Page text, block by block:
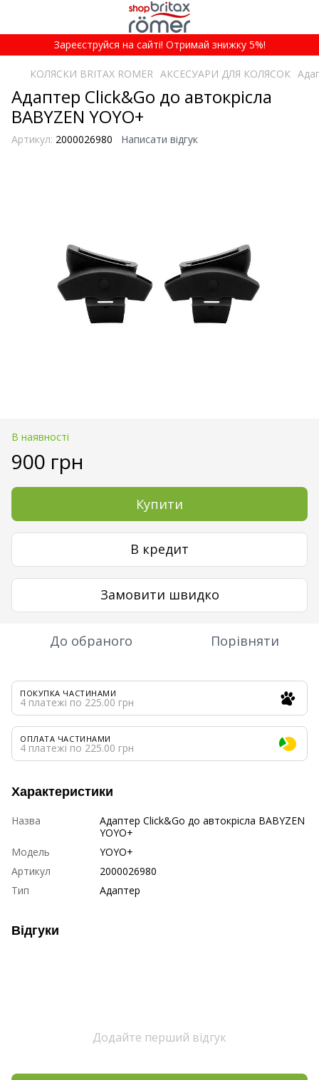
Зареєструйся на сайті! Отримай знижку 5%!
КОЛЯСКИ BRITAX ROMER АКСЕСУАРИ ДЛЯ КОЛЯСОК
Адаптер Click&Go до автокрісла
BABYZEN YOYO+
Артикул: 2000026980 Написати відгук
В наявності
900 грн
Купити
В кредит
Замовити швидко
До обраного Порівняти
ПОКУПКА ЧАСТИНАМИ
4 платежі по 225.00 грн
ОПЛАТА ЧАСТИНАМИ
4 платежі по 225.00 грн
Характеристики
Назва
Адаптер Click&Go до автокрісла BABYZEN
YOYO+
Модель
YOYO+
Артикул
2000026980
Тип
Адаптер
Відгуки
Додайте перший відгук